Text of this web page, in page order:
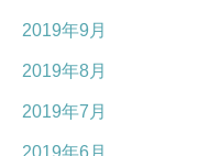
2019年9月
2019年8月
2019年7月
2019年6月